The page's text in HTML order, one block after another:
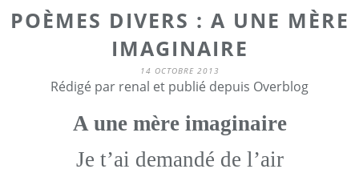
POÈMES DIVERS : A UNE MÈRE
IMAGINAIRE
14 OCTOBRE 2013
Rédigé par renal et publié depuis Overblog
A une mère imaginaire
Je t’ai demandé de l’air